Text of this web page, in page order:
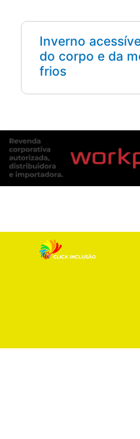
Inverno
do corpo e da
frios